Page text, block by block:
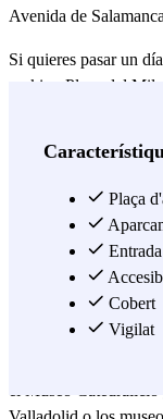
Avenida de
Si quieres pasar un
parking Plaza del
alberga la Fuente de
y a unos metros
Poniente, que
Aparcar en la Plaza
gracias al parking
andando, así como a
Plaça
Cobert
Vigilat